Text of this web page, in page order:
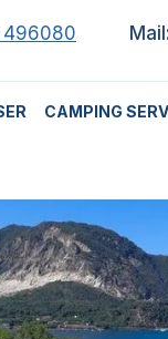
Mail:
CAMPING